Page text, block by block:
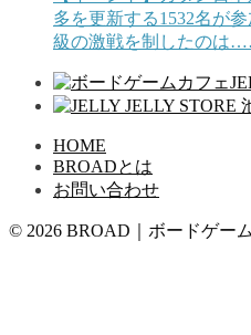
多を更新する1532名が
級の激戦を制したのは
HOME
BROADとは
お問い合わせ
© 2026 BROAD｜ボードゲー